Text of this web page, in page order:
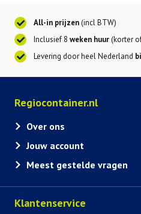
All-in prijzen(incl BTW)
Inclusief 8 weken huur(korter
Levering door heel Nederland
Regiocontainer.nl
Over ons
Jouw account
Meest gestelde vragen
Klantenservice